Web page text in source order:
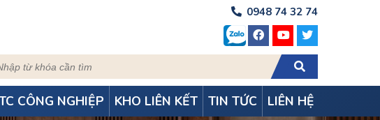
0948 74 32 74
CÔNG NGHIỆP KHO LIÊN KẾT TIN TỨC LIÊN HỆ